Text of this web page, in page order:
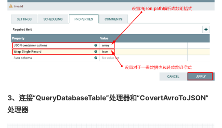
3、连接“QueryDatabaseTable”处理器和“CovertAvroToJSON”
处理器